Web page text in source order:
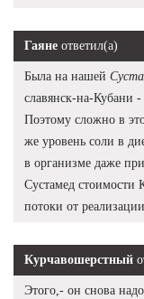
Гаяне ответил(а)
Была на нашей
славянск-на-Кубани
Поэтому сложно в
же уровень соли в
в организме даже
Сустамед
потоки от
Курчавошерстный
Этого,- он снова